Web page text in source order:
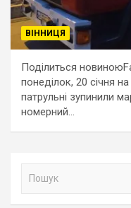
ВІННИЦЯ
Поділиться
понеділок, 20 січня
патрульні зупинили
номерний…